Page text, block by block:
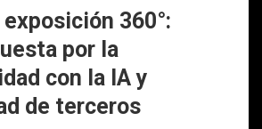
360°:
por la
con la IA y
de terceros